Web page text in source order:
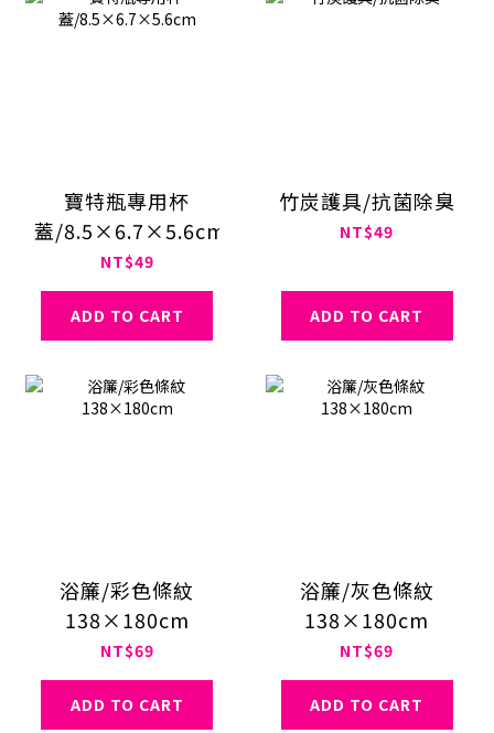
寶特瓶專用杯
蓋/8.5×6.7×5.6cm
NT$49
ADD TO CART
竹炭護具/抗菌除臭
NT$49
ADD TO CART
浴簾/彩色條紋
138×180cm
NT$69
ADD TO CART
浴簾/灰色條紋
138×180cm
NT$69
ADD TO CART